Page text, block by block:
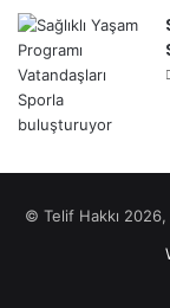
© Telif Hakkı 2026,